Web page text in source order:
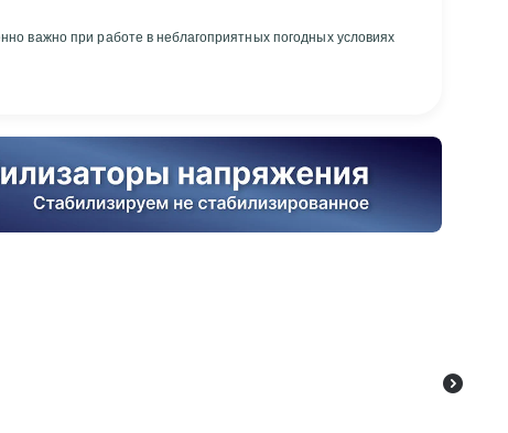
важно при работе в неблагоприятных погодных условиях